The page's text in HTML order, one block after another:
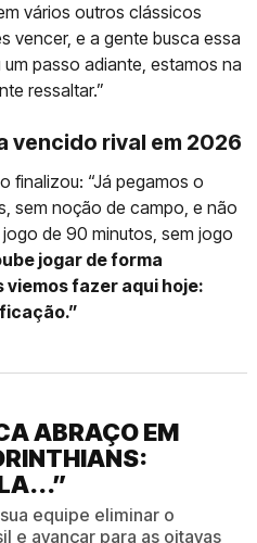
vários outros clássicos
vencer, e a gente busca essa
passo adiante, estamos na
ressaltar.”
vencido rival em 2026
finalizou: “Já pegamos o
sem noção de campo, e não
de 90 minutos, sem jogo
jogar de forma
viemos fazer aqui hoje:
ABRAÇO EM
equipe eliminar o
e avançar para as oitavas